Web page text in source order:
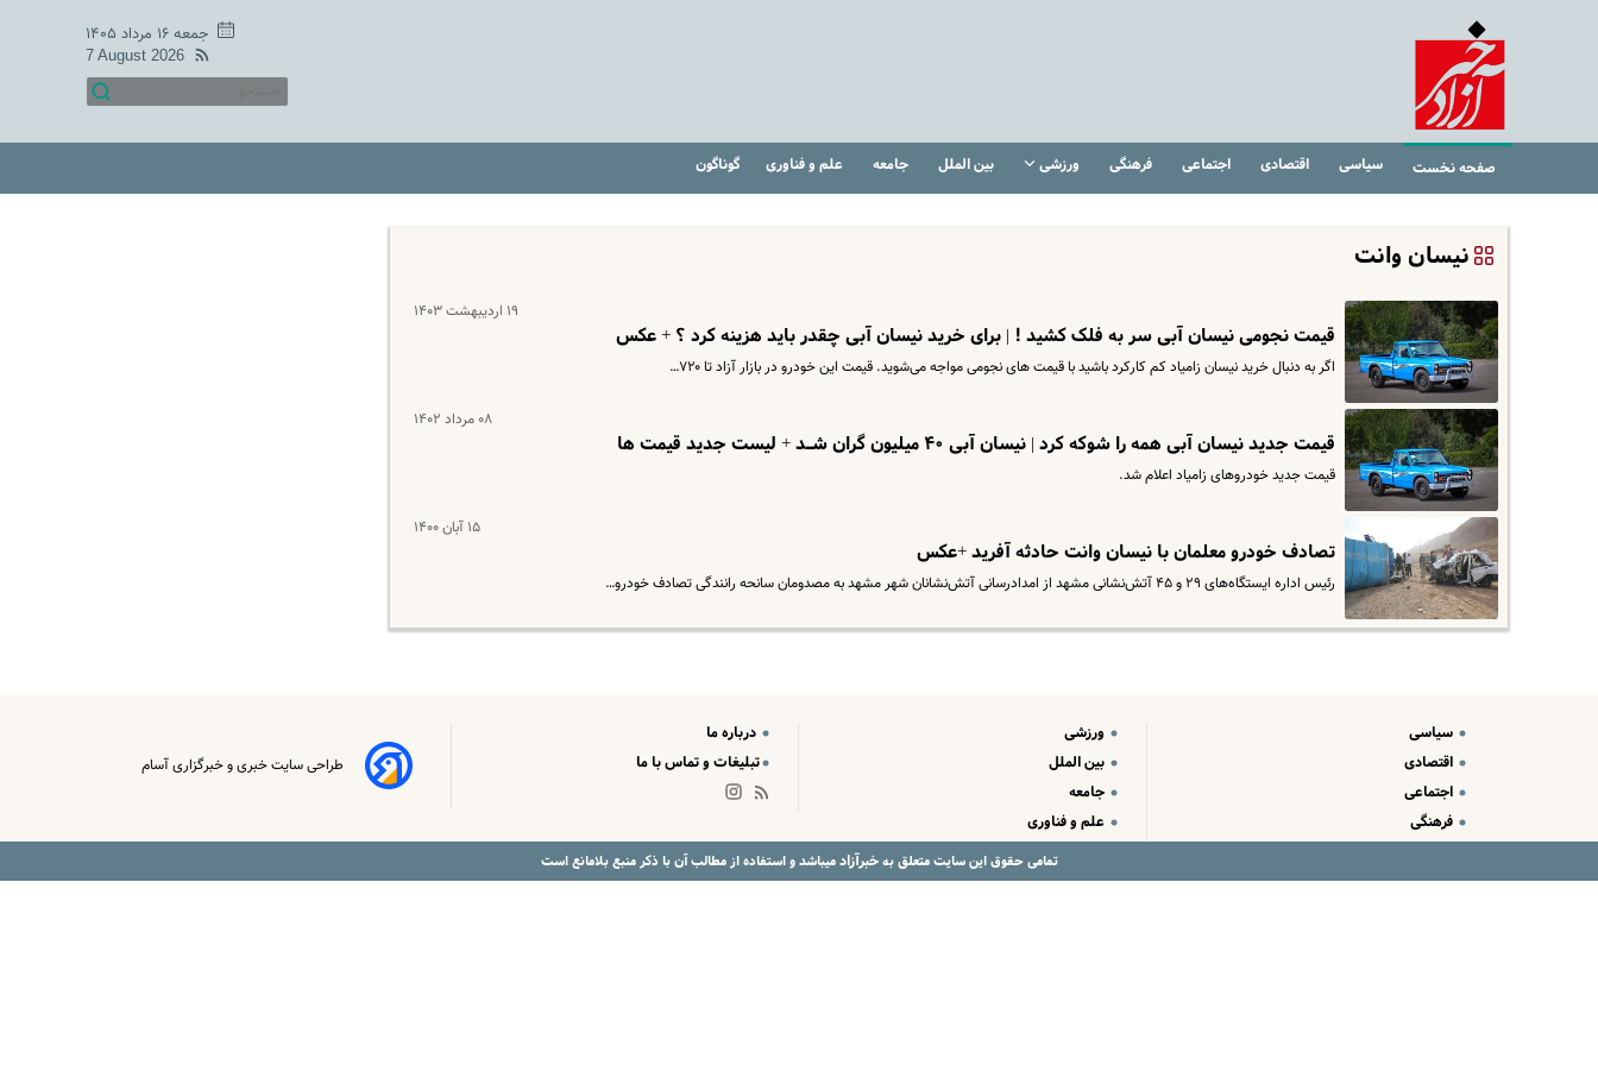
جمعه ۱۶ مرداد ۱۴۰۵
7 August 2026
صفحه نخست سیاسی اقتصادی اجتماعی فرهنگی ورزشی بین الملل جامعه علم و فناوری گوناگون
نیسان وانت
۱۹ اردیبهشت ۱۴۰۳
قیمت نجومی نیسان آبی سر به فلک کشید ! | برای خرید نیسان آبی چقدر باید هزینه کرد ؟ + عکس
اگر به دنبال خرید نیسان زامیاد کم کارکرد باشید با قیمت های نجومی مواجه می‌شوید. قیمت این خودرو در بازار آزاد تا ۷۲۰…
۰۸ مرداد ۱۴۰۲
قیمت جدید نیسان آبی همه را شوکه کرد | نیسان آبی ۴۰ میلیون گران شـد + لیست جدید قیمت ها
قیمت جدید خودروهای زامیاد اعلام شد.
۱۵ آبان ۱۴۰۰
تصادف خودرو معلمان با نیسان وانت حادثه آفرید +عکس
رئیس اداره ایستگاه‌های ۲۹ و ۴۵ آتش‌نشانی مشهد از امدادرسانی آتش‌نشانان شهر مشهد به مصدومان سانحه رانندگی تصادف خودرو…
سیاسی
اقتصادی
اجتماعی
فرهنگی
ورزشی
بین الملل
جامعه
علم و فناوری
درباره ما
تبلیغات و تماس با ما
طراحی سایت خبری و خبرگزاری آسام
تمامی حقوق این سایت متعلق بهخبرآزادمیباشد و استفاده از مطالب آن با ذکر منبع بلامانع است